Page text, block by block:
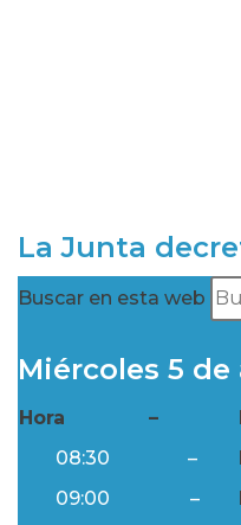
La Junta
Buscar en esta web
Miércoles 5
Hora –
08:30
–
09:00
–